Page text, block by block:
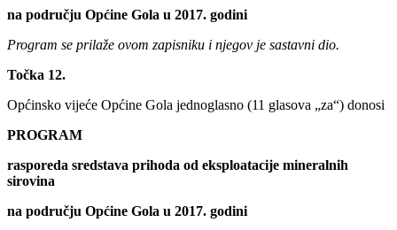
na području Općine Gola u 2017. godini
Program se prilaže ovom zapisniku i njegov je sastavni dio.
Točka 12.
Općinsko vijeće Općine Gola jednoglasno (11 glasova „za“) donosi
PROGRAM
rasporeda sredstava prihoda od eksploatacije mineralnih
sirovina
na području Općine Gola u 2017. godini